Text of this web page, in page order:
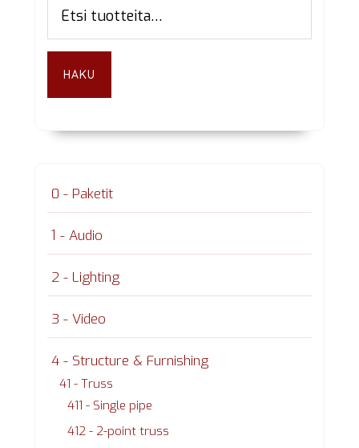
sivupalkki
HAKU
0 - Paketit
1 - Audio
2 - Lighting
3 - Video
4 - Structure & Furnishing
41 - Truss
411 - Single pipe
412 - 2-point truss